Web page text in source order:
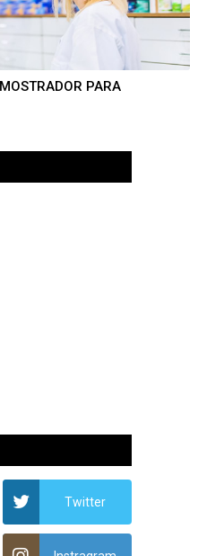
PARA
Twitter